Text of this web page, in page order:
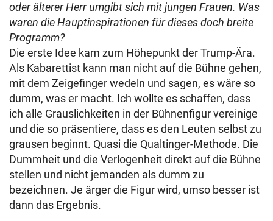
oder älterer Herr umgibt sich mit jungen Frauen. Was
waren die Hauptinspirationen für dieses doch breite
Programm?
Die erste Idee kam zum Höhepunkt der Trump-Ära.
Als Kabarettist kann man nicht auf die Bühne gehen,
mit dem Zeigefinger wedeln und sagen, es wäre so
dumm, was er macht. Ich wollte es schaffen, dass
ich alle Grauslichkeiten in der Bühnenfigur vereinige
und die so präsentiere, dass es den Leuten selbst zu
grausen beginnt. Quasi die Qualtinger-Methode. Die
Dummheit und die Verlogenheit direkt auf die Bühne
stellen und nicht jemanden als dumm zu
bezeichnen. Je ärger die Figur wird, umso besser ist
dann das Ergebnis.